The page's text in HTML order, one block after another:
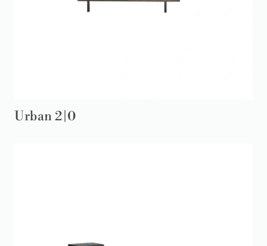
Urban 2|0